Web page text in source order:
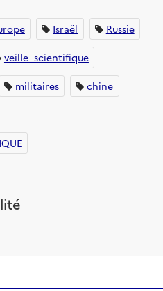
Israël Russie
veille_scientifique
militaires chine